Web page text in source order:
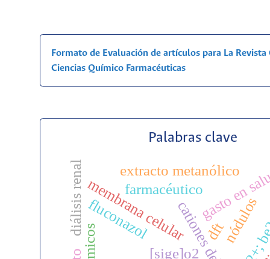
Formato de Evaluación de artículos para La
Ciencias Químico Farmacéuticas
Palabras clave
[sige]o2
membrana celulargasto en
dft
diálisis renal farmacéutico
extracto metanólico
fluconazol nódulos